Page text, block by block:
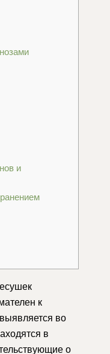
и
к
во
в
о